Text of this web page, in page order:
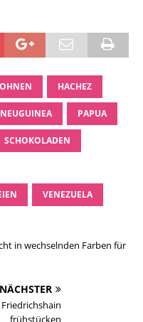
HACHEZ
NEUGUINEA PAPUA
SCHOKOLADEN
VENEZUELA
in wechselnden Farben für
NÄCHSTER
frühstücken